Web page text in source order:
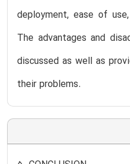
deployment, ease of
The advantages and
discussed as well as
their problems.